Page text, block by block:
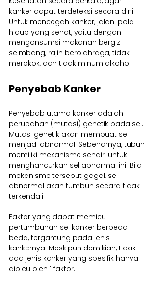
kanker dapat terdeteksi secara dini.
Untuk mencegah kanker, jalani pola
hidup yang sehat, yaitu dengan
mengonsumsi makanan bergizi
seimbang, rajin berolahraga, tidak
merokok, dan tidak minum alkohol.
Penyebab Kanker
Penyebab utama kanker adalah
perubahan (mutasi) genetik pada sel.
Mutasi genetik akan membuat sel
menjadi abnormal. Sebenarnya, tubuh
memiliki mekanisme sendiri untuk
menghancurkan sel abnormal ini. Bila
mekanisme tersebut gagal, sel
abnormal akan tumbuh secara tidak
terkendali.
Faktor yang dapat memicu
pertumbuhan sel kanker berbeda-
beda, tergantung pada jenis
kankernya. Meskipun demikian, tidak
ada jenis kanker yang spesifik hanya
dipicu oleh 1 faktor.